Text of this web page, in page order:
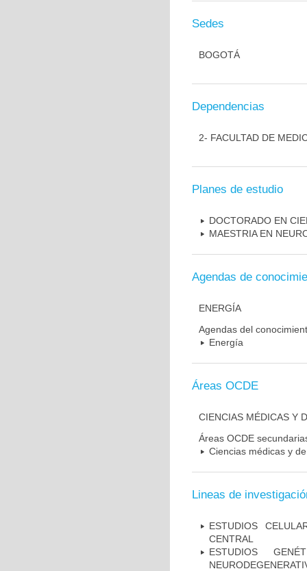
Sedes
BOGOTÁ
Dependencias
2- FACULTAD DE
Planes de estudio
DOCTORADO EN
MAESTRIA EN
Agendas de
ENERGÍA
Agendas del
Energía
Áreas OCDE
CIENCIAS MÉDICAS Y
Áreas OCDE
Ciencias médicas y
Lineas de
ESTUDIOS
CENTRAL
ESTUDIOS